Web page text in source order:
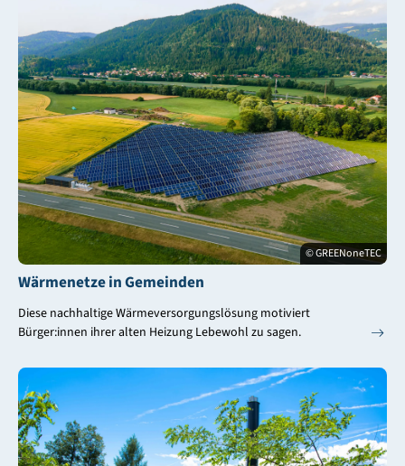
© GREENoneTEC
Wärmenetze in Gemeinden
Diese nachhaltige Wärmeversorgungslösung motiviert
Bürger:innen ihrer alten Heizung Lebewohl zu sagen.